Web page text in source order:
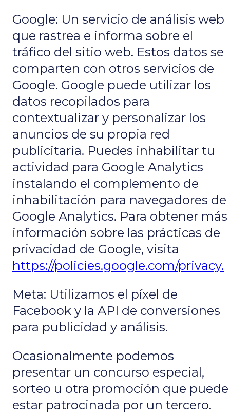
Google: Un servicio de análisis web
que rastrea e informa sobre el
tráfico del sitio web. Estos datos se
comparten con otros servicios de
Google. Google puede utilizar los
datos recopilados para
contextualizar y personalizar los
anuncios de su propia red
publicitaria. Puedes inhabilitar tu
actividad para Google Analytics
instalando el complemento de
inhabilitación para navegadores de
Google Analytics. Para obtener más
información sobre las prácticas de
privacidad de Google, visita
https://policies.google.com/privacy.
Meta: Utilizamos el píxel de
Facebook y la API de conversiones
para publicidad y análisis.
Ocasionalmente podemos
presentar un concurso especial,
sorteo u otra promoción que puede
estar patrocinada por un tercero.